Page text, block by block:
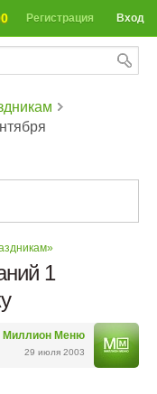
Вход
Регистрация
1
Миллион Меню
29 июля 2003